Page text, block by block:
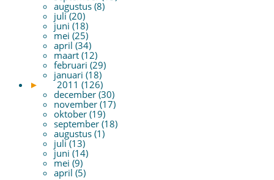
augustus (8)
juli (20)
juni (18)
mei (25)
april (34)
maart (12)
februari (29)
januari (18)
►
2011 (126)
december (30)
november (17)
oktober (19)
september (18)
augustus (1)
juli (13)
juni (14)
mei (9)
april (5)